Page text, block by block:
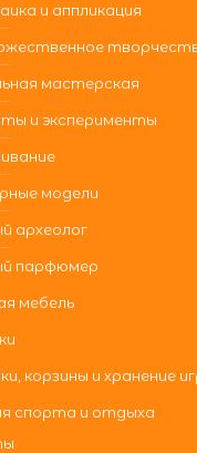
и аппликация
мастерская
и эксперименты
модели
археолог
парфюмер
мебель
корзины и хранение
спорта и отдыха